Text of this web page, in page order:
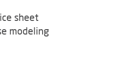
sheet
modeling